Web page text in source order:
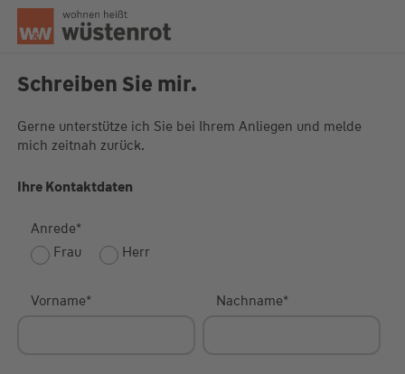
Seitenanfang
Schreiben Sie mir.
Gerne unterstütze ich Sie bei Ihrem Anliegen und melde
mich zeitnah zurück.
Ihre Kontaktdaten
Anrede*
Frau
Herr
Vorname* Nachname*
Unsere Chatzeiten:
Fr: 9:00 Uhr - 18:00 Uhr